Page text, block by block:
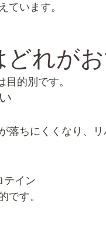
ています。
れが
的別です。
落ちにくくなり、
イン
です。